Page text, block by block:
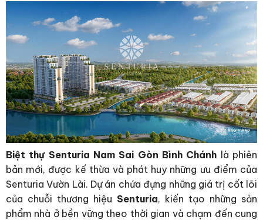
Biệt thự Senturia Nam Sai Gòn Bình Chánh là phiên
bản mới, được kế thừa và phát huy những ưu điểm của
Senturia Vườn Lài. Dự án chứa đựng những giá trị cốt lõi
của chuỗi thương hiệu Senturia, kiến tạo những sản
phẩm nhà ở bền vững theo thời gian và chạm đến cung